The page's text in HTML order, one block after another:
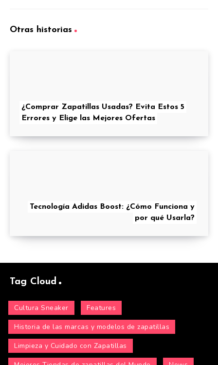
Otras historias
¿Comprar Zapatillas Usadas? Evita Estos 5
Errores y Elige las Mejores Ofertas
Tecnología Adidas Boost: ¿Cómo Funciona y
por qué Usarla?
Tag Cloud
Cultura Sneaker Features
Historia de las marcas y modelos de zapatillas
Limpieza y Cuidado con Zapatillas